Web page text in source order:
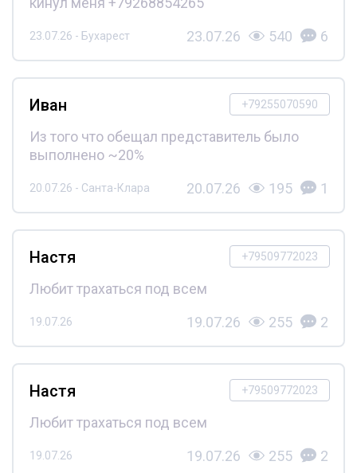
23.07.26 - Бухарест 23.07.26 540 6
+79255070590
Иван
Из того что обещал представитель было
выполнено ~20%
20.07.26 - Санта-Клара 20.07.26 195 1
+79509772023
Настя
Любит трахаться под всем
19.07.26 19.07.26 255 2
+79509772023
Настя
Любит трахаться под всем
19.07.26 19.07.26 255 2